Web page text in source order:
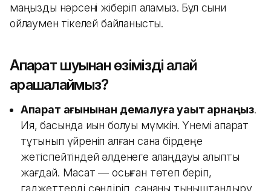
маңызды нәрсені жіберіп аламыз. Бұл сыни
ойлаумен тікелей байланысты.
Ақпарат шуынан өзімізді қалай
арашалаймыз?
Ақпарат ағынынан демалуға уақыт арнаңыз.
Ия, басында қиын болуы мүмкін. Үнемі ақпарат
тұтынып үйреніп қалған сана бірдеңе
жетіспейтіндей әлденеге алаңдауы қалыпты
жағдай. Мақсат ­­­­­­­­— осыған төтеп беріп,
гаджеттерді сөндіріп, сананы тыныштандыру.